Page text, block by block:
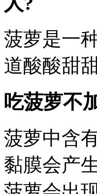
菠萝是一
道酸酸甜
吃菠萝不
菠萝中含
黏膜会产